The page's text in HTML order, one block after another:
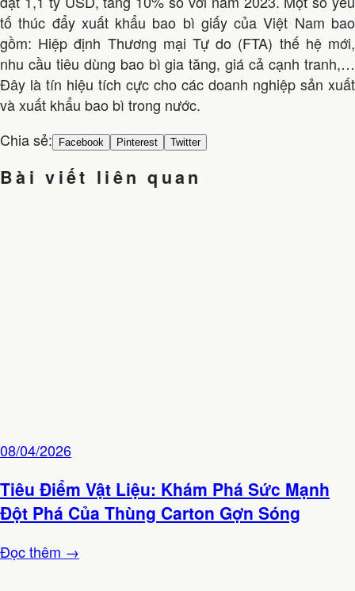
tố thúc đẩy xuất khẩu bao bì giấy của Việt Nam bao
gồm: Hiệp định Thương mại Tự do (FTA) thế hệ mới,
nhu cầu tiêu dùng bao bì gia tăng, giá cả cạnh tranh,…
Đây là tín hiệu tích cực cho các doanh nghiệp sản xuất
và xuất khẩu bao bì trong nước.
Chia sẻ:
Facebook Pinterest Twitter
Bài viết liên quan
08/04/2026
Tiêu Điểm Vật Liệu: Khám Phá Sức Mạnh
Đột Phá Của Thùng Carton Gợn Sóng
Đọc thêm →